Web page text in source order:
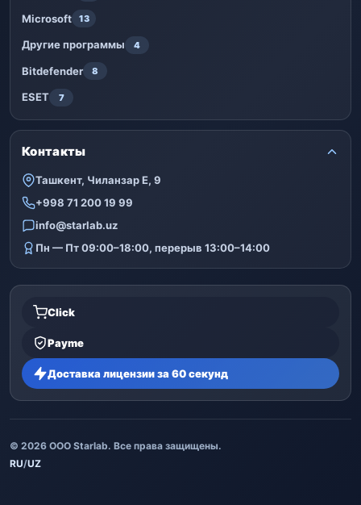
Microsoft 13
Другие программы 4
Bitdefender 8
ESET 7
Контакты
Ташкент, Чиланзар Е, 9
+998 71 200 19 99
info@starlab.uz
Пн — Пт 09:00–18:00, перерыв 13:00–14:00
Click
Payme
Доставка лицензии за 60 секунд
© 2026 ООО Starlab. Все права защищены.
RU/UZ